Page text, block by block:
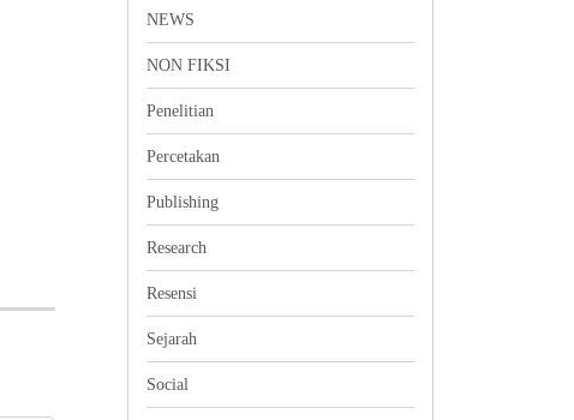
NEWS
NON FIKSI
Penelitian
Percetakan
Publishing
Research
Resensi
Sejarah
Social